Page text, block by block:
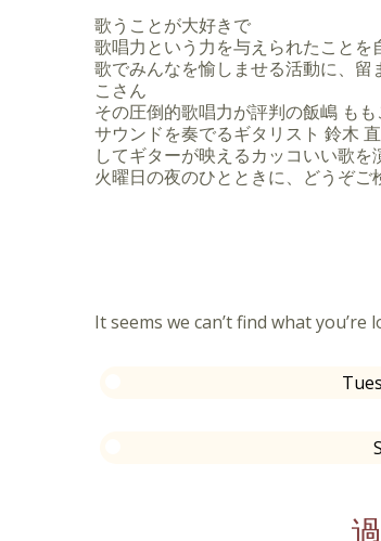
2004年 Gibson Jazz Guitar Contest
2010年 Jazz Session on You Tube
ジャズ情報サイトJazz Pageの人
第二位。
2014年 Diners Club Social Jazz
ノート東京でリーリトナー氏と共
リーリトナー氏の選考により最優
同年Lee Ritenour's Six String
Guitarist部門にて世界第4位獲得。
奏。
2016年8月伊藤大輔vo 永田ジョー
「BENI」「YA-KYIM」「石井竜
歌うことが大好きで
歌唱力という力を与えられたことを
歌でみんなを愉しませる活動に、
こさん
その圧倒的歌唱力が評判の飯嶋 も
サウンドを奏でるギタリスト 鈴木
してギターが映えるカッコいい歌を
火曜日の夜のひとときに、どうぞご
It seems we can’t find what you’re